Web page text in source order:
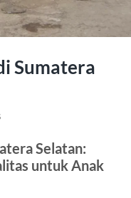
Sumatera
Selatan:
untuk Anak